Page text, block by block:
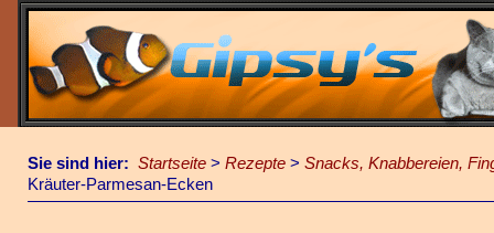
Sie sind hier: Startseite > Rezepte > Snacks, Knabbereien,
Kräuter-Parmesan-Ecken